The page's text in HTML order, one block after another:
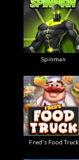
Spinman
Fred's Food Truck